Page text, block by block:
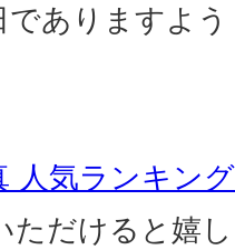
でありますよう
人気ランキング
ただけると嬉